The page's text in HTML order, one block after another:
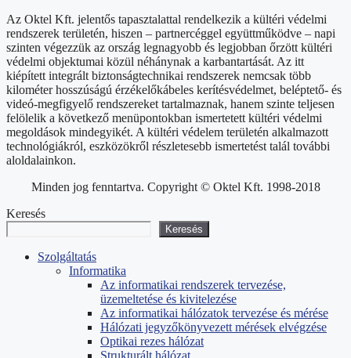
Az Oktel Kft. jelentős tapasztalattal rendelkezik a kültéri védelmi
rendszerek területén, hiszen – partnercéggel együttműködve – napi
szinten végezzük az ország legnagyobb és legjobban őrzött kültéri
védelmi objektumai közül néhánynak a karbantartását. Az itt
kiépített integrált biztonságtechnikai rendszerek nemcsak több
kilométer hosszúságú érzékelőkábeles kerítésvédelmet, beléptető- és
videó-megfigyelő rendszereket tartalmaznak, hanem szinte teljesen
felölelik a következő menüpontokban ismertetett kültéri védelmi
megoldások mindegyikét. A kültéri védelem területén alkalmazott
technológiákról, eszközökről részletesebb ismertetést talál további
aloldalainkon.
Minden jog fenntartva. Copyright © Oktel Kft. 1998-2018
Keresés
Keresés
Szolgáltatás
Informatika
Az informatikai rendszerek tervezése,
üzemeltetése és kivitelezése
Az informatikai hálózatok tervezése és mérése
Hálózati jegyzőkönyvezett mérések elvégzése
Optikai rezes hálózat
Strukturált hálózat